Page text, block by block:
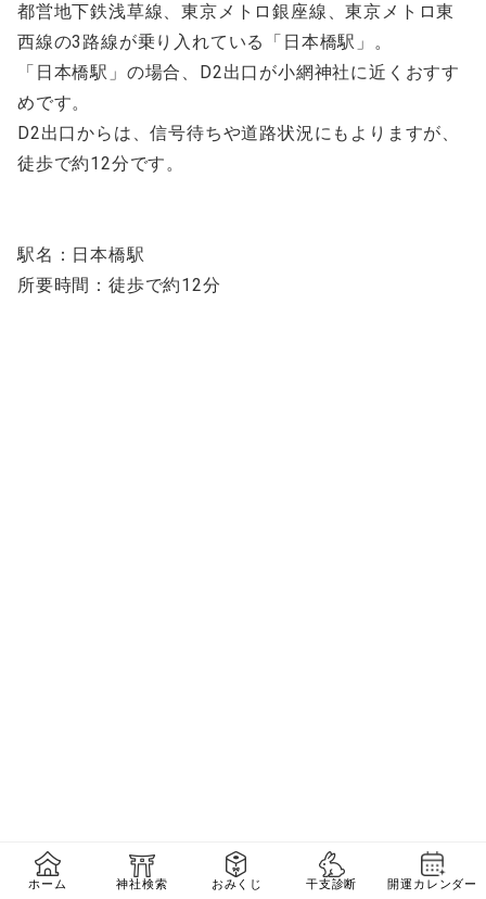
都営地下鉄浅草線、東京メトロ銀座線、東京メトロ東
西線の3路線が乗り入れている「日本橋駅」。
「日本橋駅」の場合、D2出口が小網神社に近くおすす
めです。
D2出口からは、信号待ちや道路状況にもよりますが、
徒歩で約12分です。
駅名：日本橋駅
所要時間：徒歩で約12分
【タクシー】東京駅&日本橋駅から
ホーム 神社検索 おみくじ 干支診断 開運カレンダー